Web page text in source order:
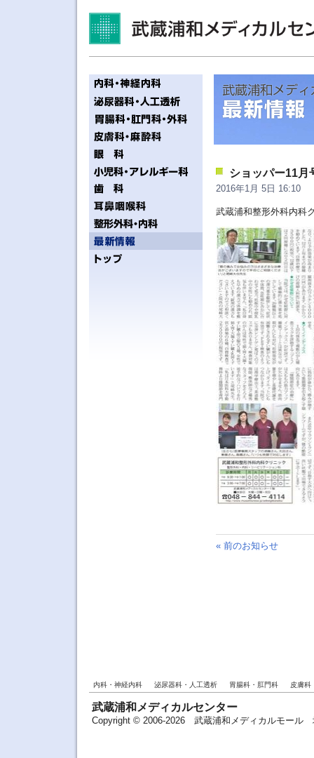
ショッパー11月
2016年1月 5日 16:10
武蔵浦和整形外科内科
« 前のお知らせ
内科・神経内科 泌尿器科・人工透析 胃腸科・肛門科 皮膚科
武蔵浦和メディカルセンター
Copyright © 2006-2026 武蔵浦和メディカルモール